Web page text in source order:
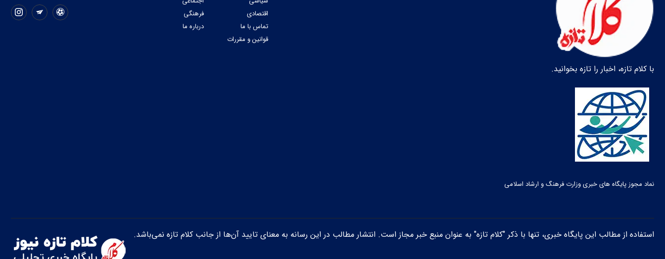
با کلام تازه، اخبار را تازه بخوانید.
نماد مجوز پایگاه های خبری وزارت فرهنگ و ارشاد اسلامی
اقتصادی
فرهنگی
تماس با ما
درباره ما
قوانین و مقررات
استفاده از مطالب این پایگاه خبری، تنها با ذکر "کلام تازه" به عنوان منبع خبر مجاز است. انتشار مطالب در این رسانه به معنای تایید آن‌ها از جانب کلام تازه نمی‌باشد.